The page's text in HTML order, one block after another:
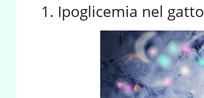
1. Ipoglicemia nel gatto